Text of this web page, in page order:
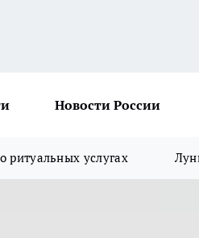
Новости России
ритуальных услугах